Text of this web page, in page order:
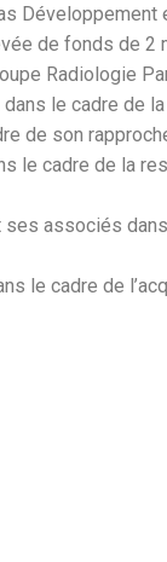
de fonds de 2
Radiologie
le cadre de
de son
cadre de la
associés
le cadre de